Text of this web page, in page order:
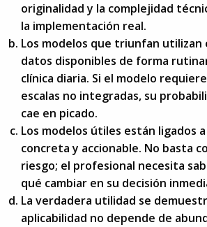
originalidad y la complejidad
la implementación real.
Los modelos que triunfan utilizan
datos disponibles de forma
clínica diaria. Si el modelo
escalas no integradas, su
cae en picado.
Los modelos útiles están ligados
concreta y accionable. No basta
riesgo; el profesional necesita
qué cambiar en su decisión
La verdadera utilidad se
aplicabilidad no depende de